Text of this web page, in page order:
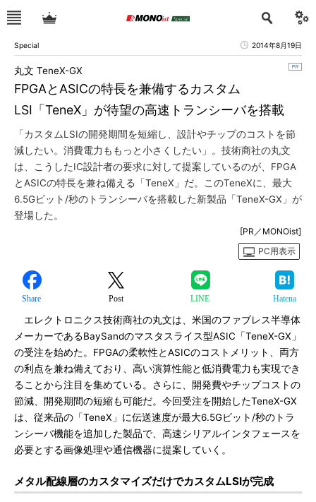
Special 2014年8月19日
FPGAとASICの特長を兼備するカスタム
LSI「TeneX」が待望の高速トランシーバを搭載
丸文 TeneX-GX
「カスタムLSIの開発期間を短縮し、設計やチップのコストを節
減したい。消費電力ももっと小さくしたい」。技術商社の丸文
は、こうしたIC設計者の要求に対して提案しているのが、FPGA
とASICの特長を兼ね備える「TeneX」だ。このTeneXに、最大
6.5Gビット/秒のトランシーバを搭載した新製品「TeneX-GX」が
登場した。
[PR／MONOist]
PC用表示
Share Post LINE Hatena
エレクトロニクス技術商社の丸文は、米国のファブレス半導体
メーカーであるBaySandのマスタスライス型ASIC「TeneX-GX」
の受注を始めた。FPGAの柔軟性とASICのコストメリット、両方
の利点を兼ね備えており、高い演算性能と低消費電力も実現でき
ることから注目を集めている。さらに、開発費やチップコストの
節減、開発期間の短縮も可能だ。今回受注を開始したTeneX-GX
は、従来品の「TeneX」に伝送速度が最大6.5Gビット/秒のトラ
ンシーバ機能を追加した製品で、高速シリアルインタフェースを
必要とする画像処理や通信機器に提案していく。
メタル配線層のカスタマイズだけでカスタムLSIが完成